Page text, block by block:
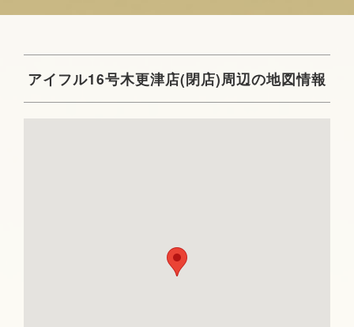
アイフル16号木更津店(閉店)周辺の地図情報